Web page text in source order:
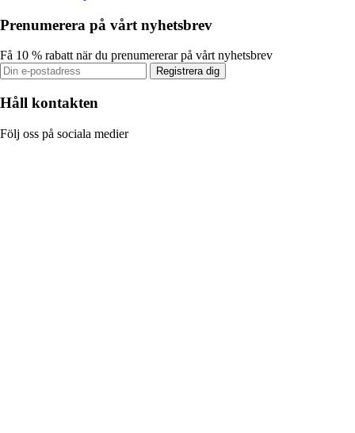
Prenumerera på vårt nyhetsbrev
Få 10 % rabatt när du prenumererar på vårt nyhetsbrev
Registrera dig
Håll kontakten
Följ oss på sociala medier